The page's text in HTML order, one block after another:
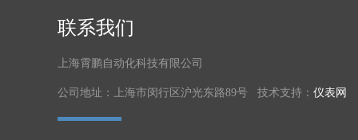
联系我们
上海霄鹏自动化科技有限公司
公司地址：上海市闵行区沪光东路89号 技术支持： 仪表网